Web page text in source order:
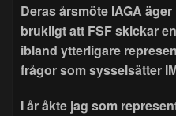
Deras årsmöte IAGA
brukligt att FSF skickar
ibland ytterligare
frågor som sysselsätter
I år åkte jag som